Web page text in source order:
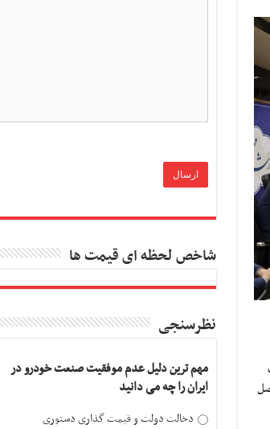
شاخص لحظه ای قیمت ها
نظرسنجی
مهم ترین دلیل عدم موفقیت صنعت خودرو در
ایران را چه می دانید
دخالت دولت و قیمت گذاری دستوری